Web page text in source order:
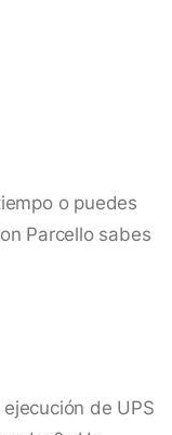
o puedes
Parcello sabes
de UPS